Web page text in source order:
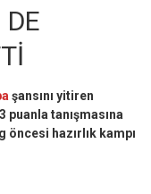
şansını yitiren
puanla tanışmasına
öncesi hazırlık kampı